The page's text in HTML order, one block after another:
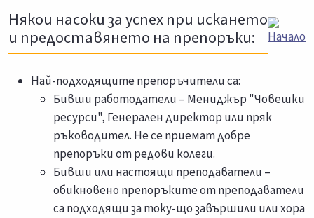
Някои насоки за успех при искането
и предоставянето на препоръки:
Най-подходящите препоръчители са:
Бивши работодатели – Мениджър "Човешки
ресурси", Генерален директор или пряк
ръководител. Не се приемат добре
препоръки от редови колеги.
Бивши или настоящи преподаватели –
обикновено препоръките от преподаватели
са подходящи за току-що завършили или хора